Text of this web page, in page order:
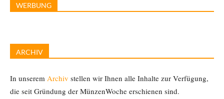
WERBUNG
ARCHIV
In unserem Archiv stellen wir Ihnen alle Inhalte zur Verfügung,
die seit Gründung der MünzenWoche erschienen sind.